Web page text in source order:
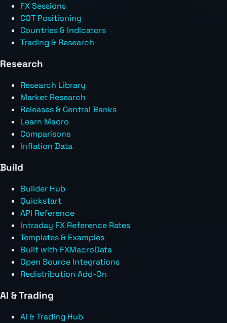
FX Sessions
COT Positioning
Countries & Indicators
Trading & Research
Research
Research Library
Market Research
Releases & Central Banks
Learn Macro
Comparisons
Inflation Data
Build
Builder Hub
Quickstart
API Reference
Intraday FX Reference Rates
Templates & Examples
Built with FXMacroData
Open Source Integrations
Redistribution Add-On
AI & Trading
AI & Trading Hub